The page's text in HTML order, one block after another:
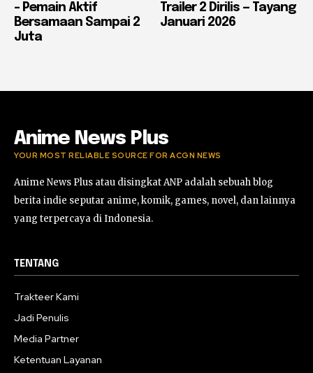
– Pemain Aktif
Bersamaan Sampai 2
Juta
Trailer 2 Dirilis — Tayang
Januari 2026
Anime News Plus
YOUR MOST RELIABLE SOURCE FOR ACGN NEWS
Anime News Plus atau disingkat ANP adalah sebuah blog
berita indie seputar anime, komik, games, novel, dan lainnya
yang terpercaya di Indonesia.
TENTANG
Trakteer Kami
Jadi Penulis
Media Partner
Ketentuan Layanan